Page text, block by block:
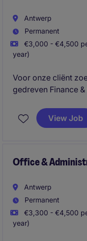
Antwerp
Permanent
€3,000 - €4,500
year)
Voor onze cliënt
gedreven Finance
dagelijkse werking
administratieve
View Job
Office &
Antwerp
Permanent
€3,300 - €4,500
year)